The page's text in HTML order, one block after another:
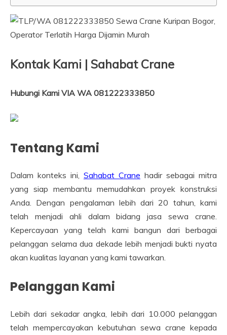
Kontak Kami | Sahabat Crane
Hubungi Kami VIA WA 081222333850
Tentang Kami
Dalam konteks ini, Sahabat Crane hadir sebagai mitra
yang siap membantu memudahkan proyek konstruksi
Anda. Dengan pengalaman lebih dari 20 tahun, kami
telah menjadi ahli dalam bidang jasa sewa crane.
Kepercayaan yang telah kami bangun dari berbagai
pelanggan selama dua dekade lebih menjadi bukti nyata
akan kualitas layanan yang kami tawarkan.
Pelanggan Kami
Lebih dari sekadar angka, lebih dari 10.000 pelanggan
telah mempercayakan kebutuhan sewa crane kepada